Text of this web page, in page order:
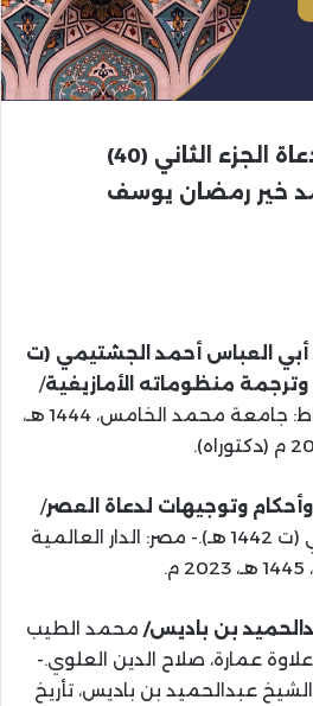
الجزء الثاني (40)
خير رمضان يوسف
أبي العباس أحمد الجشتيمي (ت
/
عبدالرحمن اد عزي.- الرباط: جامعة محمد الخامس، 1444 هـ،
وتوجيهات لدعاة العصر/
جمال بن فريحان الحارثي (ت 1442 هـ).- مصر: الدار العالمية
بن باديس/ محمد الطيب
عمارة، صلاح الدين العلوي.-
عبدالحميد بن باديس، تأريخ